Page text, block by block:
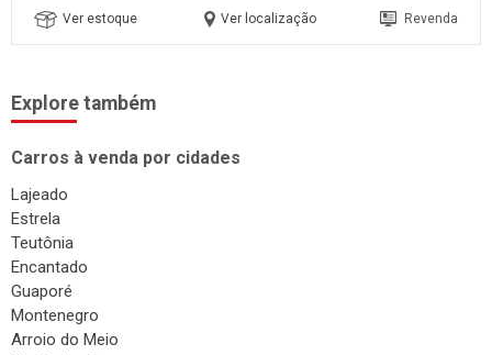
Ver estoque Ver localização Revenda
Explore também
Carros à venda por cidades
Lajeado
Estrela
Teutônia
Encantado
Guaporé
Montenegro
Arroio do Meio